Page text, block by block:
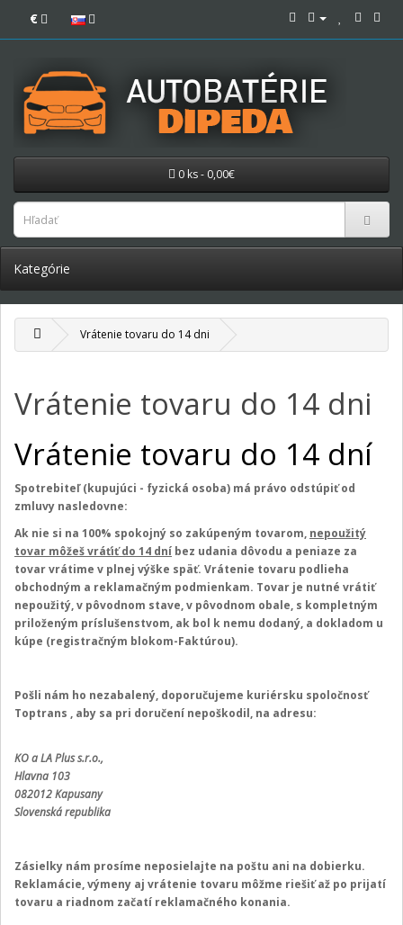
€
0 ks - 0,00€
Kategórie
Vrátenie tovaru do 14 dni
Vrátenie tovaru do 14 dni
Vrátenie tovaru do 14 dní
Spotrebiteľ (kupujúci - fyzická osoba) má právo odstúpiť od
zmluvy nasledovne:
Ak nie si na 100% spokojný so zakúpeným tovarom, nepoužitý
tovar môžeš vráťiť do 14 dní bez udania dôvodu a peniaze za
tovar vrátime v plnej výške späť. Vrátenie tovaru podlieha
obchodným a reklamačným podmienkam. Tovar je nutné vrátiť
nepoužitý, v pôvodnom stave, v pôvodnom obale, s kompletným
priloženým príslušenstvom, ak bol k nemu dodaný, a dokladom u
kúpe (registračným blokom-Faktúrou).
Pošli nám ho nezabalený, doporučujeme kuriérsku spoločnosť
Toptrans , aby sa pri doručení nepoškodil, na adresu:
KO a LA Plus s.r.o.,
Hlavna 103
082012 Kapusany
Slovenská republika
Zásielky nám prosíme neposielajte na poštu ani na dobierku.
Reklamácie, výmeny aj vrátenie tovaru môžme riešiť až po prijatí
tovaru a riadnom začatí reklamačného konania.